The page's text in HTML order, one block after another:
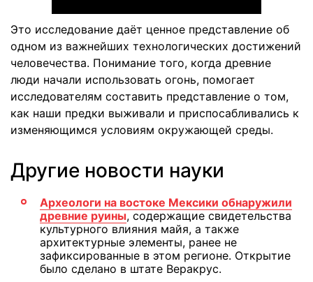
Это исследование даёт ценное представление об
одном из важнейших технологических достижений
человечества. Понимание того, когда древние
люди начали использовать огонь, помогает
исследователям составить представление о том,
как наши предки выживали и приспосабливались к
изменяющимся условиям окружающей среды.
Другие новости науки
Археологи на востоке Мексики обнаружили
древние руины, содержащие свидетельства
культурного влияния майя, а также
архитектурные элементы, ранее не
зафиксированные в этом регионе. Открытие
было сделано в штате Веракрус.